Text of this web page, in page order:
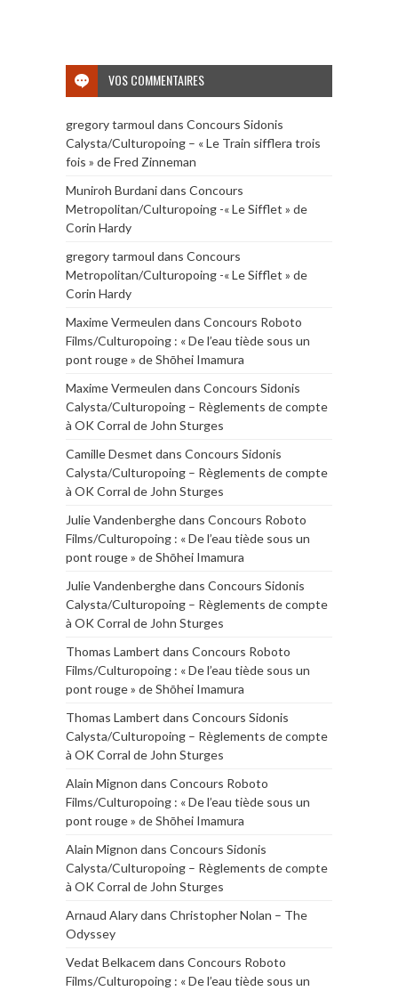
VOS COMMENTAIRES
gregory tarmoul dans Concours Sidonis
Calysta/Culturopoing – « Le Train sifflera trois
fois » de Fred Zinneman
Muniroh Burdanidans Concours
Metropolitan/Culturopoing -« Le Sifflet » de
Corin Hardy
gregory tarmoul dans Concours
Metropolitan/Culturopoing -« Le Sifflet » de
Corin Hardy
Maxime Vermeulen dans Concours Roboto
Films/Culturopoing : « De l’eau tiède sous un
pont rouge » de Shōhei Imamura
Maxime Vermeulen dans Concours Sidonis
Calysta/Culturopoing – Règlements de compte
à OK Corral de John Sturges
Camille Desmet dans Concours Sidonis
Calysta/Culturopoing – Règlements de compte
à OK Corral de John Sturges
Julie Vandenberghedans Concours Roboto
Films/Culturopoing : « De l’eau tiède sous un
pont rouge » de Shōhei Imamura
Julie Vandenberghedans Concours Sidonis
Calysta/Culturopoing – Règlements de compte
à OK Corral de John Sturges
Thomas Lambert dans Concours Roboto
Films/Culturopoing : « De l’eau tiède sous un
pont rouge » de Shōhei Imamura
Thomas Lambert dans Concours Sidonis
Calysta/Culturopoing – Règlements de compte
à OK Corral de John Sturges
Alain Mignon dans Concours Roboto
Films/Culturopoing : « De l’eau tiède sous un
pont rouge » de Shōhei Imamura
Alain Mignon dans Concours Sidonis
Calysta/Culturopoing – Règlements de compte
à OK Corral de John Sturges
Arnaud Alarydans Christopher Nolan – The
Odyssey
Vedat Belkacem dans Concours Roboto
Films/Culturopoing : « De l’eau tiède sous un